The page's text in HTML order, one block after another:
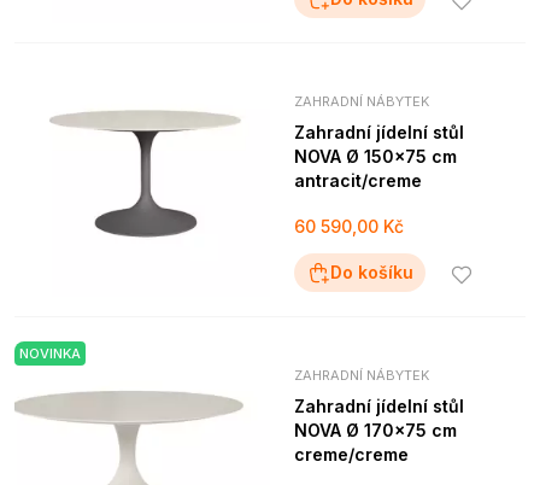
ZAHRADNÍ NÁBYTEK
Zahradní jídelní stůl
NOVA Ø 150x75 cm
antracit/creme
60 590,00 Kč
Do košíku
NOVINKA
ZAHRADNÍ NÁBYTEK
Zahradní jídelní stůl
NOVA Ø 170x75 cm
creme/creme